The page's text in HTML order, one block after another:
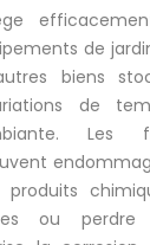
de
biens
de
Les
ou perdre